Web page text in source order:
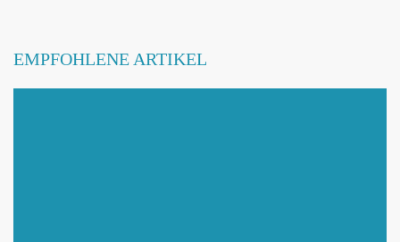
EMPFOHLENE ARTIKEL